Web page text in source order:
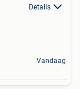
Details
Vandaag